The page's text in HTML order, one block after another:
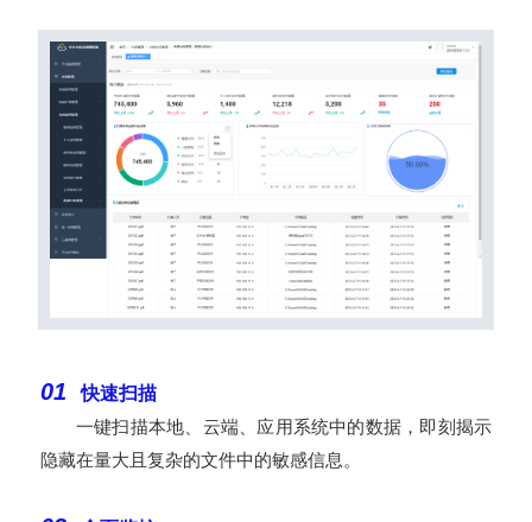
01快速扫描
一键扫描本地、云端、应用系统中的数据，即刻揭示
隐藏在量大且复杂的文件中的敏感信息。